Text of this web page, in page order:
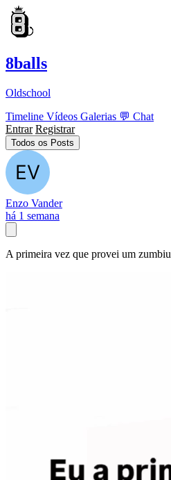
8balls
Oldschool
Timeline Vídeos Galerias 💬 Chat
Entrar Registrar
Todos os Posts
Enzo Vander
há 1 semana
A primeira vez que provei um zumbiu